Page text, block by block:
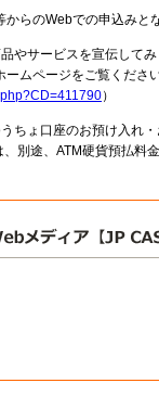
らのWebでの申込みと
やサービスを宣伝して
ムページをご覧くださ
）
ちょ口座のお預け入れ
別途、ATM硬貨預払料